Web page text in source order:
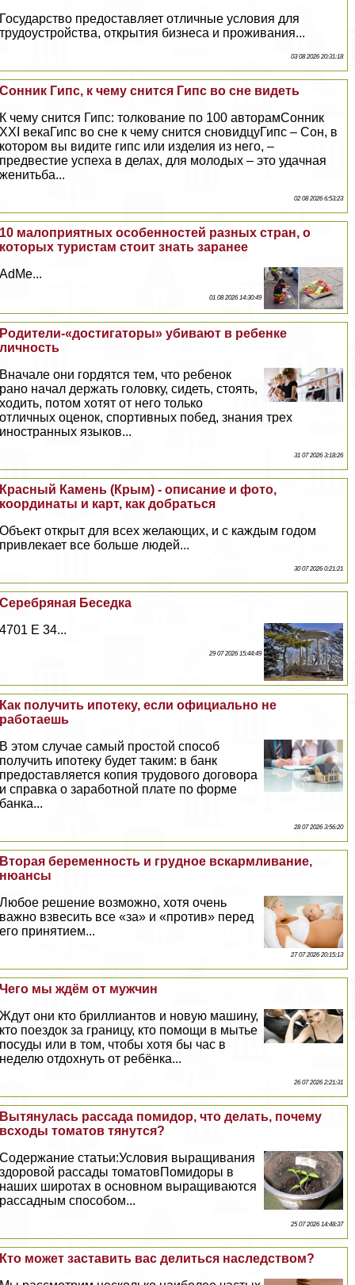
Государство предоставляет отличные условия для
трудоустройства, открытия бизнеса и проживания...
03 08 2026 20:31:18
Сонник Гипс, к чему снится Гипс во сне видеть
К чему снится Гипс: толкование по 100 авторамСонник
XXI векаГипс во сне к чему снится сновидцуГипс – Сон, в
котором вы видите гипс или изделия из него, –
предвестие успеха в делах, для молодых – это удачная
женитьба...
02 08 2026 6:53:23
10 малоприятных особенностей разных стран, о
которых туристам стоит знать заранее
AdMe...
01 08 2026 14:30:49
Родители-«достигаторы» убивают в ребенке
личность
Вначале они гордятся тем, что ребенок
рано начал держать головку, сидеть, стоять,
ходить, потом хотят от него только
отличных оценок, спортивных побед, знания трех
иностранных языков...
31 07 2026 3:18:26
Красный Камень (Крым) - описание и фото,
координаты и карт, как добраться
Объект открыт для всех желающих, и с каждым годом
привлекает все больше людей...
30 07 2026 0:21:21
Серебряная Беседка
4701 E 34...
29 07 2026 15:44:49
Как получить ипотеку, если официально не
работаешь
В этом случае самый простой способ
получить ипотеку будет таким: в банк
предоставляется копия трудового договора
и справка о заработной плате по форме
банка...
28 07 2026 3:56:20
Вторая беременность и грудное вскармливание,
нюансы
Любое решение возможно, хотя очень
важно взвесить все «за» и «против» перед
его принятием...
27 07 2026 20:15:13
Чего мы ждём от мужчин
Ждут они кто бриллиантов и новую машину,
кто поездок за границу, кто помощи в мытье
посуды или в том, чтобы хотя бы час в
неделю отдохнуть от ребёнка...
26 07 2026 2:21:31
Вытянулась рассада помидор, что делать, почему
всходы томатов тянутся?
Содержание статьи:Условия выращивания
здоровой рассады томатовПомидоры в
наших широтах в основном выращиваются
рассадным способом...
25 07 2026 14:48:37
Кто может заставить вас делиться наследством?